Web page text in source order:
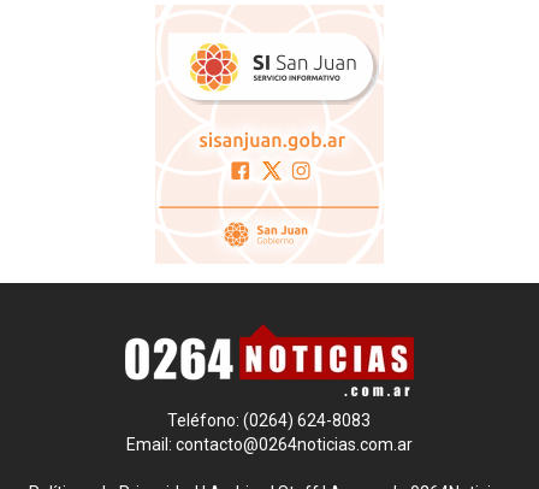
Teléfono: (0264) 624-8083
Email: contacto@0264noticias.com.ar